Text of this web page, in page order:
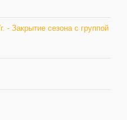
- Закрытие сезона с группой